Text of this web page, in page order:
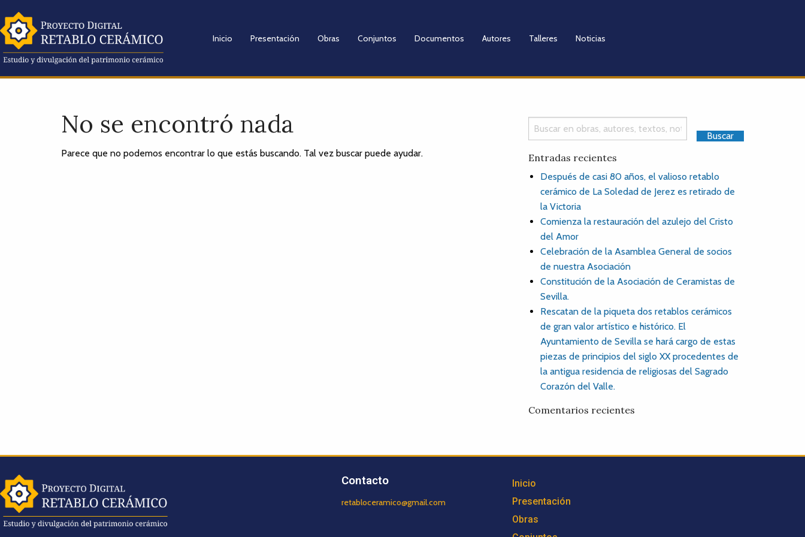
Inicio Presentación Obras Conjuntos Documentos Autores Talleres Noticias
No se encontró nada
Parece que no podemos encontrar lo que estás buscando. Tal vez buscar puede ayudar. Entradas recientes
Después de casi 80 años, el valioso retablo
cerámico de La Soledad de Jerez es retirado de
la Victoria
Comienza la restauración del azulejo del Cristo
del Amor
Celebración de la Asamblea General de socios
de nuestra Asociación
Constitución de la Asociación de Ceramistas de
Sevilla.
Rescatan de la piqueta dos retablos cerámicos
de gran valor artístico e histórico. El
Ayuntamiento de Sevilla se hará cargo de estas
piezas de principios del siglo XX procedentes de
la antigua residencia de religiosas del Sagrado
Corazón del Valle.
Comentarios recientes
Contacto
retabloceramico@gmail.com
Inicio
Presentación
Obras